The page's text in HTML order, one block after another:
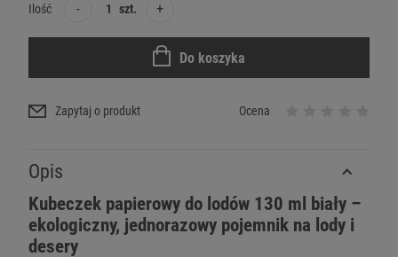
Ilość - szt. +
Do koszyka
Zapytaj o produkt Ocena
Opis
Kubeczek papierowy do lodów 130 ml biały –
ekologiczny, jednorazowy pojemnik na lody i
desery